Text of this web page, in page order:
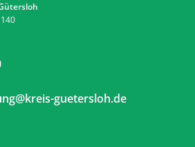
guetersloh.de